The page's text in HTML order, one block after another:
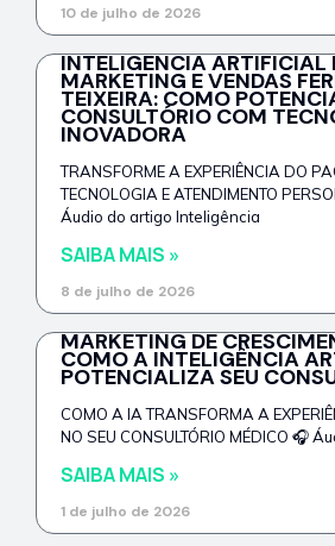
10 de julho de 2026
INTELIGÊNCIA ARTIFICIAL
MARKETING E VENDAS
TEIXEIRA: COMO
CONSULTÓRIO COM
INOVADORA
TRANSFORME A EXPERIÊNCIA DO
TECNOLOGIA E ATENDIMENTO
Áudio do artigo Inteligência
SAIBA MAIS »
8 de julho de 2026
MARKETING DE
COMO A INTELIGÊNCIA
POTENCIALIZA SEU
COMO A IA TRANSFORMA A
NO SEU CONSULTÓRIO MÉDICO 🎧
SAIBA MAIS »
1 de julho de 2026